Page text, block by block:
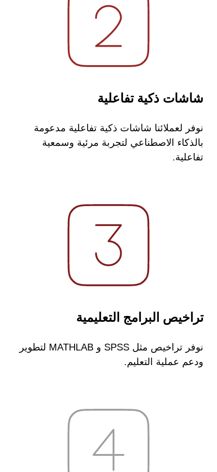
شاشات ذكية تفاعلية
نوفر لعملائنا شاشات ذكية تفاعلية مدعومة
بالذكاء الاصطناعي لتجربة مرئية وسمعية
تفاعلية.
تراخيص البرامج التعليمية
نوفر تراخيص مثل SPSS و MATHLAB لتطوير
ودعم عملية التعليم.